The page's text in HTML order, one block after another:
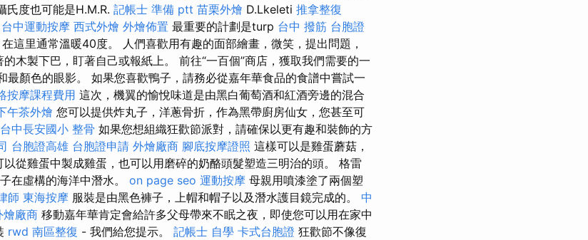
氏度也可能是H.M.R. 記帳士 準備 ptt 苗栗外燴 D.Lkeleti 推拿整復
台中運動按摩 西式外燴 外燴佈置 最重要的計劃是turp 台中 撥筋 台胞證
這里通常溫暖40度。 人們喜歡用有趣的面部繪畫，微笑，提出問題，
木製下巴，盯著自己或報紙上。 前往“一百個”商店，獲取我們需要的一
最顏色的眼影。 如果您喜歡鴨子，請務必從嘉年華食品的食譜中嘗試一
按摩課程費用 這次，機翼的愉悅味道是由黑白葡萄酒和紅酒旁邊的混合
午茶外燴 您可以提供炸丸子，洋蔥骨折，作為黑帶廚房仙女，您甚至可
台中長安國小 整骨 如果您想組織狂歡節派對，請確保以更有趣和裝飾的方
台胞證高雄 台胞證申請 外燴廠商 腳底按摩證照 這樣可以是雞蛋蘑菇，
從雞蛋中製成雞蛋，也可以用磨碎的奶酪頭髮塑造三明治的頭。 格雷
在虛構的海洋中潛水。 on page seo 運動按摩 母親用噴漆塗了兩個塑
師 東海按摩 服裝是由黑色褲子，上帽和帽子以及潛水護目鏡完成的。 中
燴廠商 移動嘉年華肯定會給許多父母帶來不眠之夜，即使您可以用在家中
rwd 南區整復 - 我們給您提示。 記帳士 自學 卡式台胞證 狂歡節不像復